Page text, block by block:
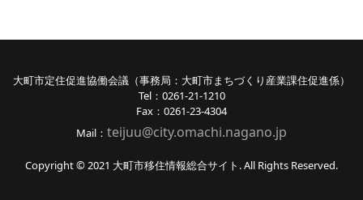
大町市定住促進協働会議（事務局：大町市まちづくり産業課住促進係）
Tel：0261-21-1210
Fax：0261-23-4304
Mail： teijuu@city.omachi.nagano.jp
Copyright © 2021 大町市移住情報総合サイト. All Rights Reserved.